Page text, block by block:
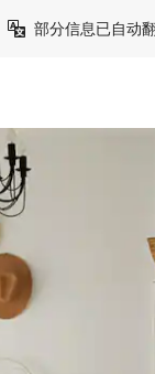
部分信息已自动翻